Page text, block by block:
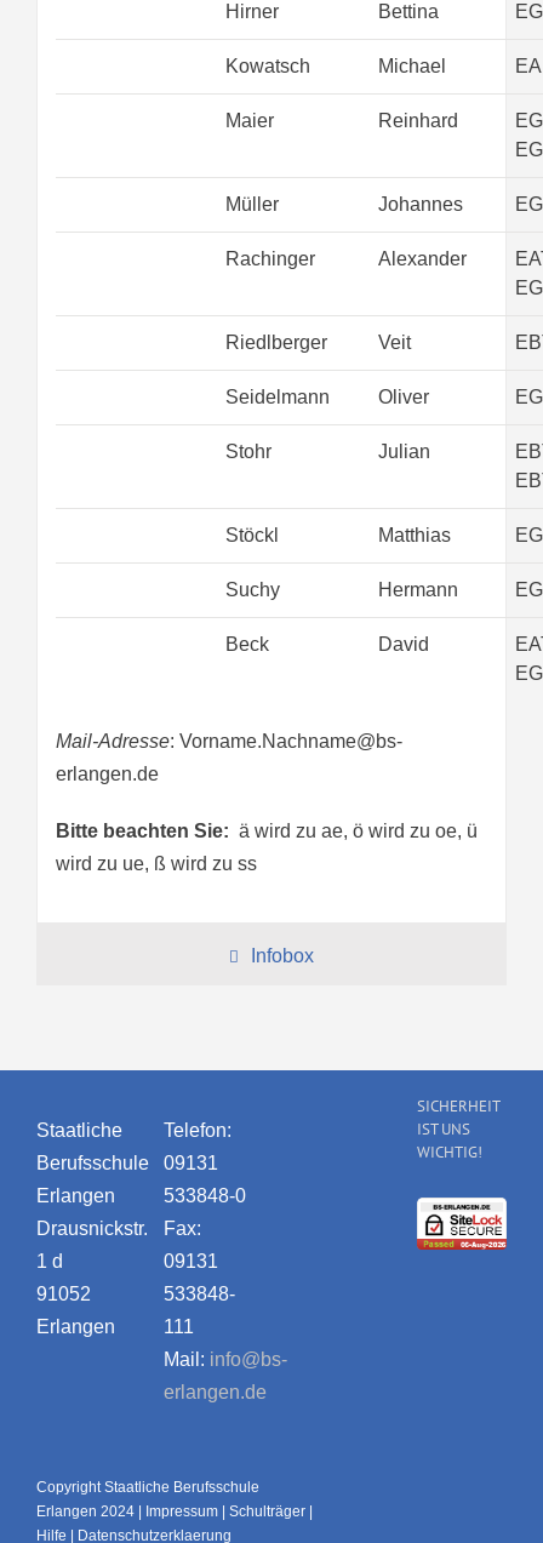
Hirner Bettina
Kowatsch Michael
Maier Reinhard
Müller Johannes
Rachinger Alexander
Riedlberger Veit
Seidelmann Oliver
Stohr Julian
Stöckl Matthias
Suchy Hermann
Beck David
Mail-Adresse: Vorname.Nachname@bs-
erlangen.de
Bitte beachten Sie: ä wird zu ae, ö wird zu oe, ü
wird zu ue, ß wird zu ss
Infobox
Staatliche
Berufsschule
Erlangen
Drausnickstr.
1 d
91052
Erlangen
Telefon:
09131
533848-0
Fax:
09131
533848-
111
Mail: info@bs-
erlangen.de
SICHERHEIT
IST UNS
WICHTIG!
Copyright Staatliche Berufsschule
Erlangen 2024 |
Impressum Schulträger
Hilfe
Datenschutzerklaerung